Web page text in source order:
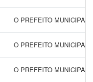
O PREFEITO MUNICIPAL
O PREFEITO MUNICIPAL
O PREFEITO MUNICIPAL